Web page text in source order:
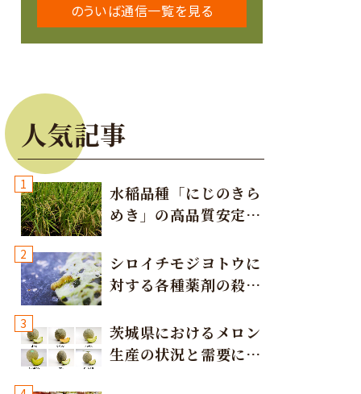
のういば通信一覧を見る
人気記事
1
水稲品種「にじのきら
めき」の高品質安定多
2
シロイチモジヨトウに
対する各種薬剤の殺虫
3
茨城県におけるメロン
生産の状況と需要に応